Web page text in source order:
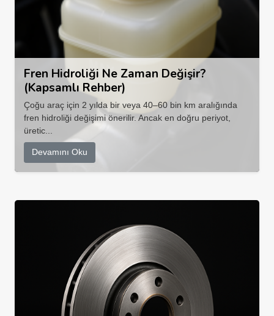
Fren Hidroliği Ne Zaman Değişir?
(Kapsamlı Rehber)
Çoğu araç için 2 yılda bir veya 40–60 bin km aralığında
fren hidroliği değişimi önerilir. Ancak en doğru periyot,
üretic...
Devamını Oku